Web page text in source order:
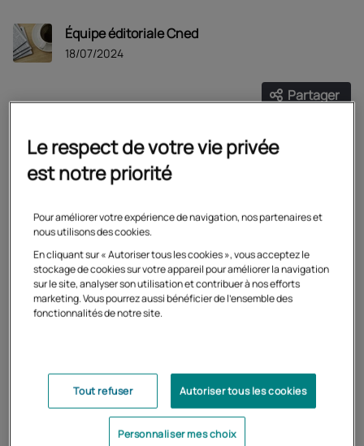
Équipe éditoriale Cned
18/07/2024
Partager
Ouvrir les
Initiez vos enfants aux bases de la
programmation.
La programmation en école
primaire
1, 2 ,3 codez !a été créé en partenariat avecl’INRIA
L’objectif ? Initier les enfants, dès l’école primaire, aux
notions de programmation.
Le respect de votre vie privée
est notre priorité
Pour améliorer votre expérience de navigation, nos partenaires et
nous utilisons des cookies.
En cliquant sur « Autoriser tous les cookies », vous acceptez le
stockage de cookies sur votre appareil pour améliorer la navigation
sur le site, analyser son utilisation et contribuer à nos efforts
marketing. Vous pourrez aussi bénéficier de l'ensemble des
fonctionnalités de notre site.
Tout refuser Autoriser tous les cookies
Personnaliser mes choix